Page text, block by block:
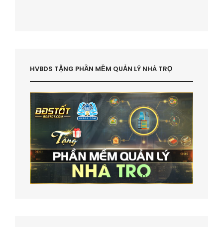
HVBDS TẶNG PHẦN MỀM QUẢN LÝ NHÀ TRỌ